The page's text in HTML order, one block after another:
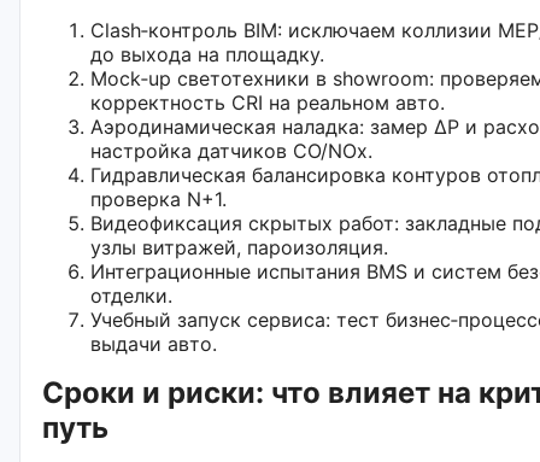
Clash‑контроль BIM: исключаем коллизии
до выхода на площадку.
Mock‑up светотехники в showroom:
корректность CRI на реальном авто.
Аэродинамическая наладка: замер ΔP и
настройка датчиков CO/NOx.
Гидравлическая балансировка контуров
проверка N+1.
Видеофиксация скрытых работ: закладные
узлы витражей, пароизоляция.
Интеграционные испытания BMS и систем
отделки.
Учебный запуск сервиса: тест
выдачи авто.
Сроки и риски: что влияет на
путь